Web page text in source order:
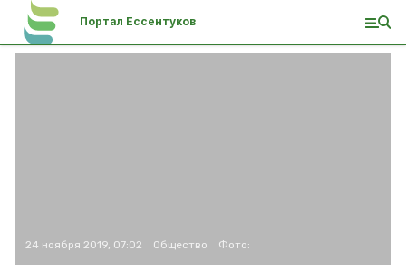
Портал Ессентуков
24 ноября 2019, 07:02 Общество Фото: